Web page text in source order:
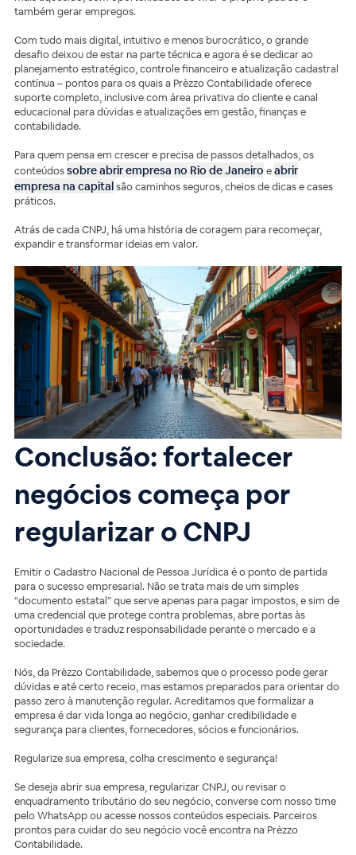
também gerar empregos.
Com tudo mais digital, intuitivo e menos burocrático, o grande
desafio deixou de estar na parte técnica e agora é se dedicar ao
planejamento estratégico, controle financeiro e atualização cadastral
contínua – pontos para os quais a Prèzzo Contabilidade oferece
suporte completo, inclusive com área privativa do cliente e canal
educacional para dúvidas e atualizações em gestão, finanças e
contabilidade.
Para quem pensa em crescer e precisa de passos detalhados, os
conteúdossobre abrir empresa no Rio de Janeiro eabrir
empresa na capitalsão caminhos seguros, cheios de dicas e cases
práticos.
Atrás de cada CNPJ, há uma história de coragem para recomeçar,
expandir e transformar ideias em valor.
Conclusão: fortalecer
negócios começa por
regularizar o CNPJ
Emitir o Cadastro Nacional de Pessoa Jurídica é o ponto de partida
para o sucesso empresarial. Não se trata mais de um simples
“documento estatal” que serve apenas para pagar impostos, e sim de
uma credencial que protege contra problemas, abre portas às
oportunidades e traduz responsabilidade perante o mercado e a
sociedade.
Nós, da Prèzzo Contabilidade, sabemos que o processo pode gerar
dúvidas e até certo receio, mas estamos preparados para orientar do
passo zero à manutenção regular. Acreditamos que formalizar a
empresa é dar vida longa ao negócio, ganhar credibilidade e
segurança para clientes, fornecedores, sócios e funcionários.
Regularize sua empresa, colha crescimento e segurança!
Se deseja abrir sua empresa, regularizar CNPJ, ou revisar o
enquadramento tributário do seu negócio, converse com nosso time
pelo WhatsApp ou acesse nossos conteúdos especiais. Parceiros
prontos para cuidar do seu negócio você encontra na Prèzzo
Contabilidade.